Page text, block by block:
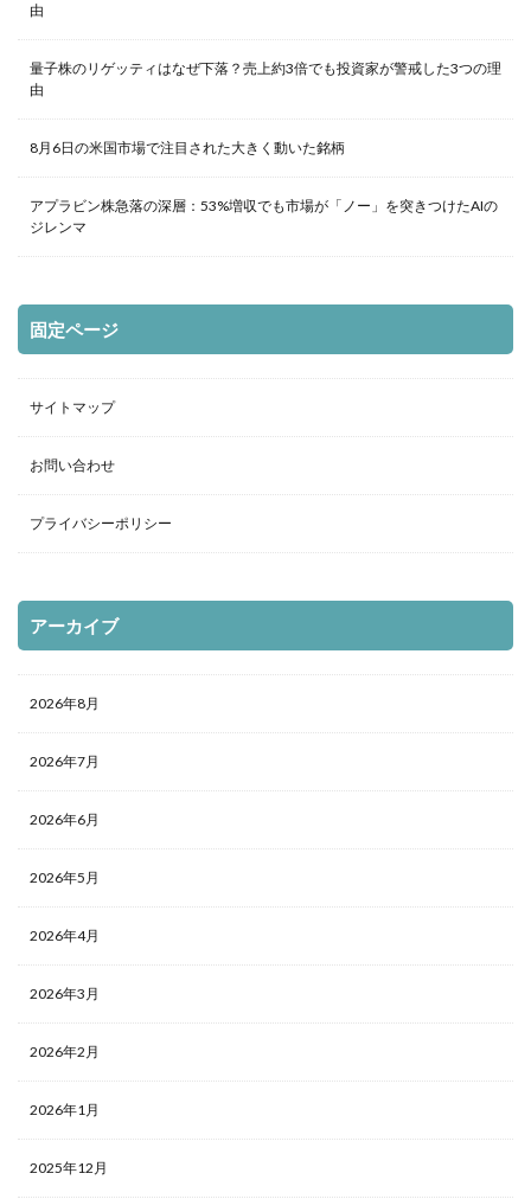
由
量子株のリゲッティはなぜ下落？売上約3倍でも投資家が警戒した3つの理
由
8月6日の米国市場で注目された大きく動いた銘柄
アプラビン株急落の深層：53%増収でも市場が「ノー」を突きつけたAIの
ジレンマ
固定ページ
サイトマップ
お問い合わせ
プライバシーポリシー
アーカイブ
2026年8月
2026年7月
2026年6月
2026年5月
2026年4月
2026年3月
2026年2月
2026年1月
2025年12月